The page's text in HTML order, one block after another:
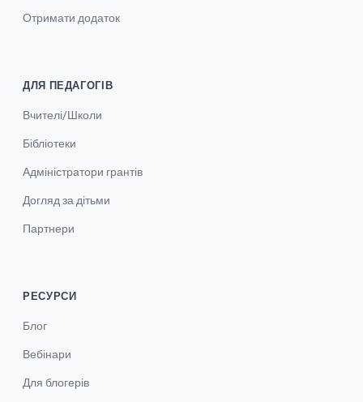
Отримати додаток
ДЛЯ ПЕДАГОГІВ
Вчителі/Школи
Бібліотеки
Адміністратори грантів
Догляд за дітьми
Партнери
РЕСУРСИ
Блог
Вебінари
Для блогерів